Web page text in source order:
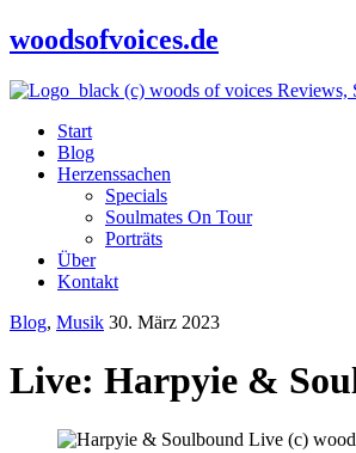
woodsofvoices.de
Reviews,
Start
Blog
Herzenssachen
Specials
Soulmates On Tour
Porträts
Über
Kontakt
Blog, Musik 30. März 2023
Live: Harpyie &